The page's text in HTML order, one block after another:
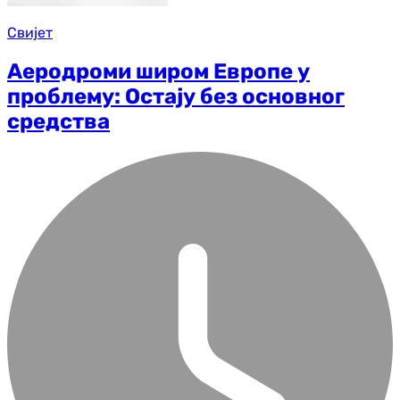
Свијет
Аеродроми широм Европе у
проблему: Остају без основног
средства